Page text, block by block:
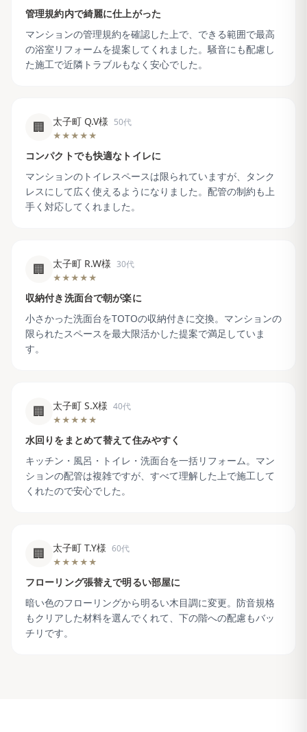
管理規約内で綺麗に仕上がった
マンションの管理規約を確認した上で、できる範囲で最高
の浴室リフォームを提案してくれました。騒音にも配慮し
た施工で近隣トラブルもなく安心でした。
🏢 太子町 Q.V様 50代
★★★★★
コンパクトでも快適なトイレに
マンションのトイレスペースは限られていますが、タンク
レスにして広く使えるようになりました。配管の制約も上
手く対応してくれました。
🏢 太子町 R.W様 30代
★★★★★
収納付き洗面台で朝が楽に
小さかった洗面台をTOTOの収納付きに交換。マンションの
限られたスペースを最大限活かした提案で満足していま
す。
🏢 太子町 S.X様 40代
★★★★★
水回りをまとめて替えて住みやすく
キッチン・風呂・トイレ・洗面台を一括リフォーム。マン
ションの配管は複雑ですが、すべて理解した上で施工して
くれたので安心でした。
🏢 太子町 T.Y様 60代
★★★★★
フローリング張替えで明るい部屋に
暗い色のフローリングから明るい木目調に変更。防音規格
もクリアした材料を選んでくれて、下の階への配慮もバッ
チリです。